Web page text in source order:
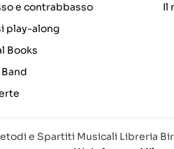
e contrabbasso
play-along
Books
Il
e Spartiti Musicali Libreria